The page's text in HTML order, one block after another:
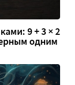
9 + 3 × 2
одним